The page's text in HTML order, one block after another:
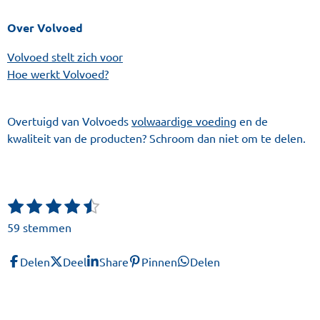
Over Volvoed
Volvoed stelt zich voor
Hoe werkt Volvoed?
Overtuigd van Volvoeds volwaardige voeding en de
kwaliteit van de producten? Schroom dan niet om te delen.
R
a
1
s
e
r
2
s
e
3
s
e
4
s
e
5
e
S
m
59 stemmen
Delen Deel Share Pinnen Delen